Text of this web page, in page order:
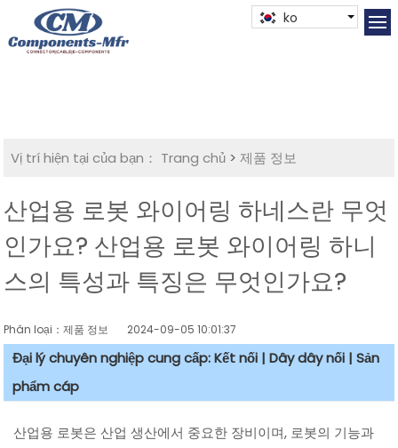
ko
Vị trí hiện tại của bạn： Trang chủ >제품 정보
산업용 로봇 와이어링 하네스란 무엇
인가요? 산업용 로봇 와이어링 하니
스의 특성과 특징은 무엇인가요?
Phân loại：제품 정보 2024-09-05 10:01:37
Đại lý chuyên nghiệp cung cấp: Kết nối | Dây dây nối | Sản
phẩm cáp
산업용 로봇은 산업 생산에서 중요한 장비이며, 로봇의 기능과